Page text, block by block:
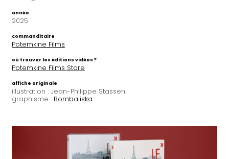
année
2025
commanditaire
Potemkine Films
où trouver les éditions vidéos ?
Potemkine Films Store
affiche originale
illustration : Jean-Philippe Stassen
graphisme : Bombaliska